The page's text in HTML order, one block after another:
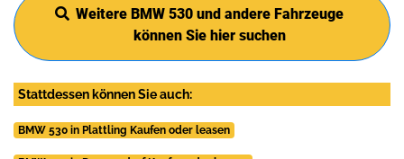
Weitere BMW 530 und andere Fahrzeuge
können Sie hier suchen
Stattdessen können Sie auch:
BMW 530 in Plattling Kaufen oder leasen